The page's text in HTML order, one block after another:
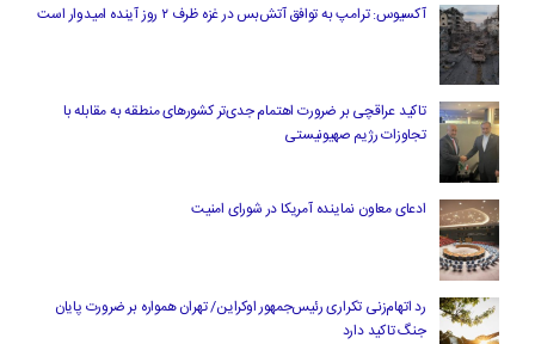
آکسیوس: ترامپ به توافق آتش‌بس در غزه ظرف ۲ روز آینده امیدوار است
تاکید عراقچی بر ضرورت اهتمام جدی‌تر کشورهای منطقه به مقابله با
تجاوزات رژیم صهیونیستی
ادعای معاون نماینده آمریکا در شورای امنیت
رد اتهام‌زنی تکراری رئیس‌جمهور اوکراین/ تهران همواره بر ضرورت پایان
جنگ تاکید دارد